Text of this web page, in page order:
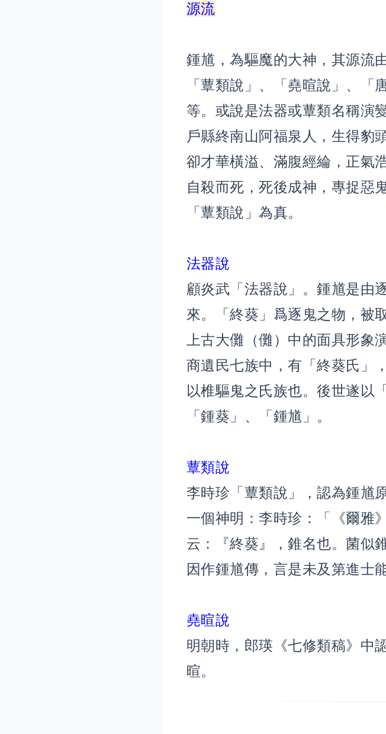
源流
鍾馗，為驅魔的大神，其源流
「蕈類說」、「堯暄說」、「
等。或說是法器或蕈類名稱演
戶縣終南山阿福泉人，生得豹
卻才華橫溢、滿腹經綸，正氣
自殺而死，死後成神，專捉惡
「蕈類說」為真。
法器說
顧炎武「法器說」。鍾馗是由
來。「終葵」爲逐鬼之物，被
上古大儺（儺）中的面具形象
商遺民七族中，有「終葵氏」
以椎驅鬼之氏族也。後世遂以
「鍾葵」、「鍾馗」。
蕈類說
李時珍「蕈類說」，認為鍾馗
一個神明：李時珍：「《爾雅
云：『終葵』，錐名也。菌似
因作鍾馗傳，言是未及第進士
堯暄說
明朝時，郎瑛《七修類稿》中
暄。